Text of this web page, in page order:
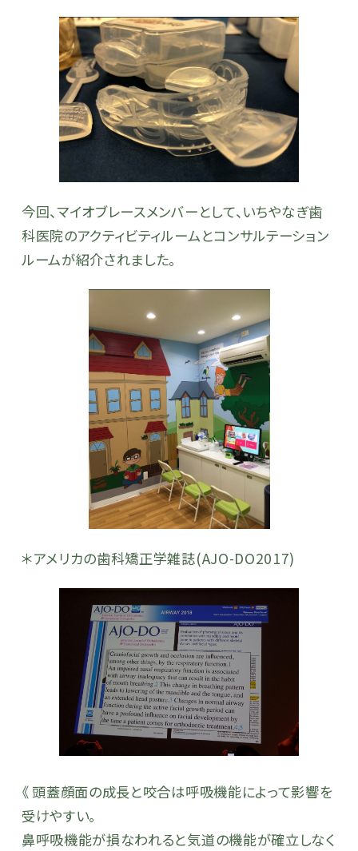
今回、マイオブレースメンバーとして、いちやなぎ歯
科医院のアクティビティルームとコンサルテーション
ルームが紹介されました。
＊アメリカの歯科矯正学雑誌(AJO-DO2017)
《 頭蓋顔面の成長と咬合は呼吸機能によって影響を
受けやすい。
鼻呼吸機能が損なわれると気道の機能が確立しなく